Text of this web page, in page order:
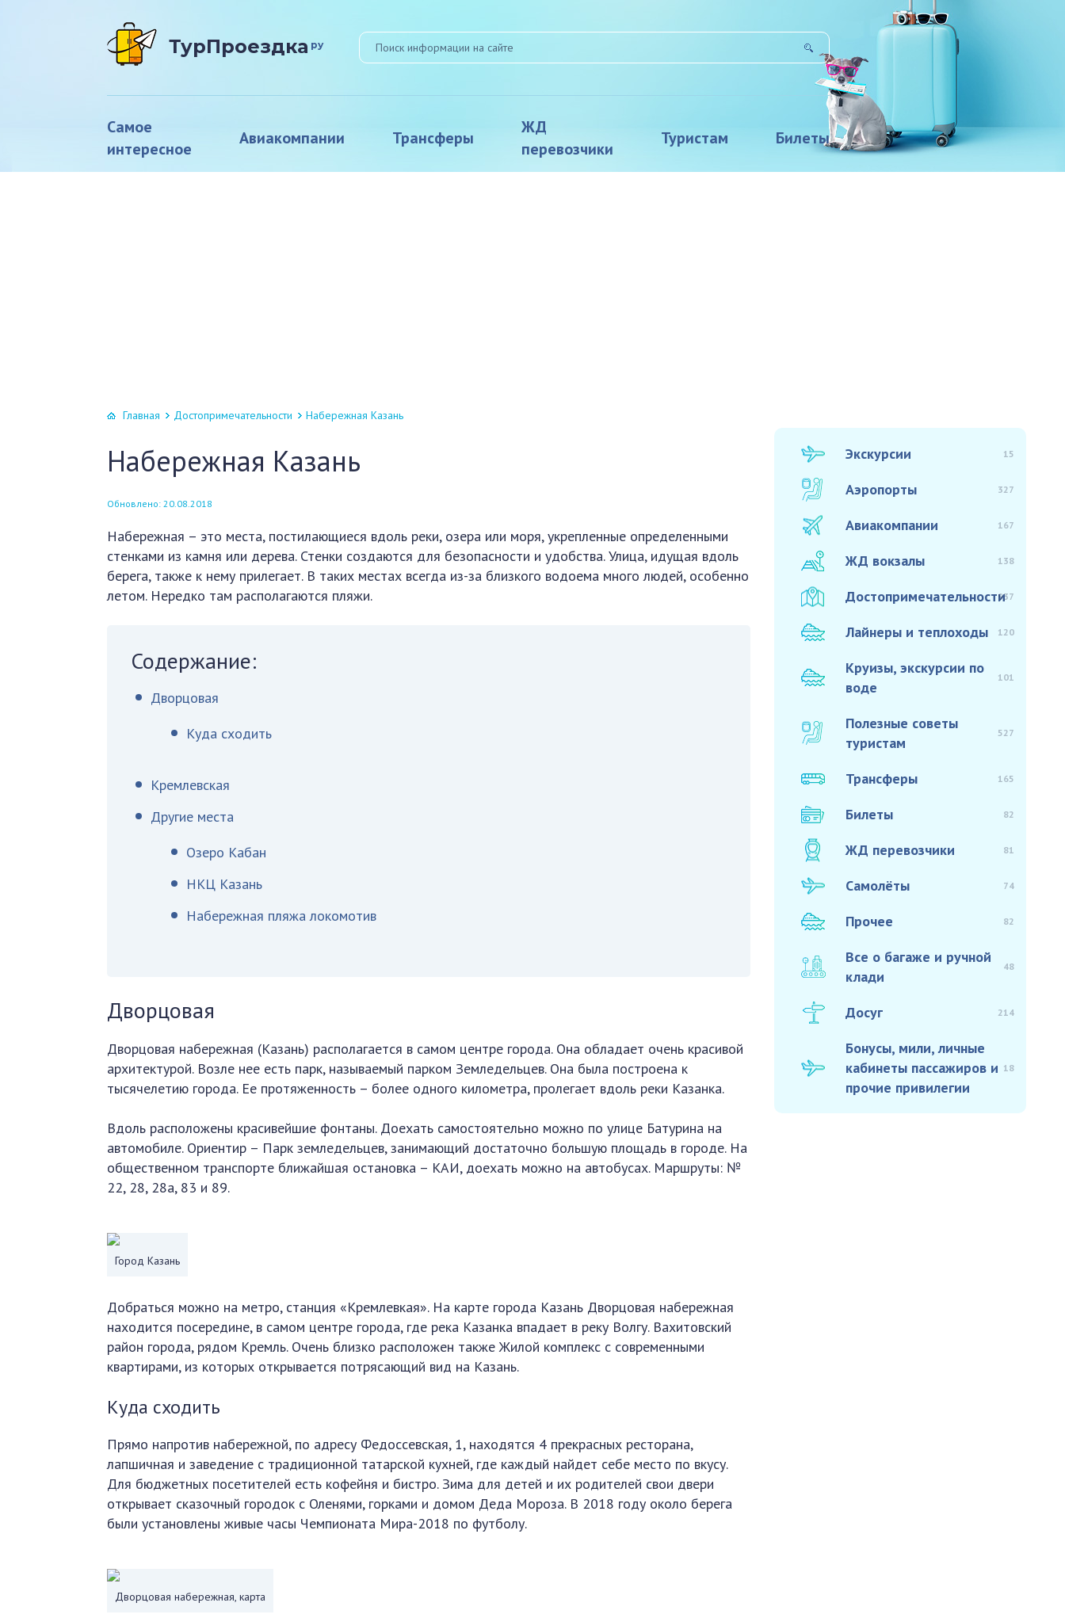
ТурПроездка ру
Самое
интересное
Авиакомпании Трансферы
ЖД
перевозчики
Туристам Билеты
Главная Достопримечательности Набережная Казань
Набережная Казань
Обновлено: 20.08.2018
Набережная – это места, постилающиеся вдоль реки, озера или моря, укрепленные определенными
стенками из камня или дерева. Стенки создаются для безопасности и удобства. Улица, идущая вдоль
берега, также к нему прилегает. В таких местах всегда из-за близкого водоема много людей, особенно
летом. Нередко там располагаются пляжи.
Содержание:
Дворцовая
Куда сходить
Кремлевская
Другие места
Озеро Кабан
НКЦ Казань
Набережная пляжа локомотив
Дворцовая
Дворцовая набережная (Казань) располагается в самом центре города. Она обладает очень красивой
архитектурой. Возле нее есть парк, называемый парком Земледельцев. Она была построена к
тысячелетию города. Ее протяженность – более одного километра, пролегает вдоль реки Казанка.
Вдоль расположены красивейшие фонтаны. Доехать самостоятельно можно по улице Батурина на
автомобиле. Ориентир – Парк земледельцев, занимающий достаточно большую площадь в городе. На
общественном транспорте ближайшая остановка – КАИ, доехать можно на автобусах. Маршруты: №
22, 28, 28а, 83 и 89.
Город Казань
Добраться можно на метро, станция «Кремлевкая». На карте города Казань Дворцовая набережная
находится посередине, в самом центре города, где река Казанка впадает в реку Волгу. Вахитовский
район города, рядом Кремль. Очень близко расположен также Жилой комплекс с современными
квартирами, из которых открывается потрясающий вид на Казань.
Куда сходить
Прямо напротив набережной, по адресу Федоссевская, 1, находятся 4 прекрасных ресторана,
лапшичная и заведение с традиционной татарской кухней, где каждый найдет себе место по вкусу.
Для бюджетных посетителей есть кофейня и бистро. Зима для детей и их родителей свои двери
открывает сказочный городок с Оленями, горками и домом Деда Мороза. В 2018 году около берега
были установлены живые часы Чемпионата Мира-2018 по футболу.
Дворцовая набережная, карта
Экскурсии 15
Аэропорты 327
Авиакомпании 167
ЖД вокзалы 138
Достопримечательности937
Лайнеры и теплоходы 120
Круизы, экскурсии по
воде
101
Полезные советы
туристам
527
Трансферы 165
Билеты 82
ЖД перевозчики 81
Самолёты 74
Прочее 82
Все о багаже и ручной
клади
48
Досуг 214
Бонусы, мили, личные
кабинеты пассажиров и
прочие привилегии
18